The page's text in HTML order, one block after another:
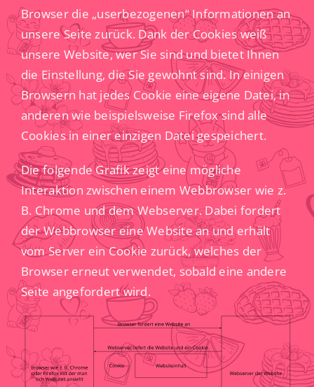
Browser die „userbezogenen“ Informationen an
unsere Seite zurück. Dank der Cookies weiß
unsere Website, wer Sie sind und bietet Ihnen
die Einstellung, die Sie gewohnt sind. In einigen
Browsern hat jedes Cookie eine eigene Datei, in
anderen wie beispielsweise Firefox sind alle
Cookies in einer einzigen Datei gespeichert.
Die folgende Grafik zeigt eine mögliche
Interaktion zwischen einem Webbrowser wie z.
B. Chrome und dem Webserver. Dabei fordert
der Webbrowser eine Website an und erhält
vom Server ein Cookie zurück, welches der
Browser erneut verwendet, sobald eine andere
Seite angefordert wird.